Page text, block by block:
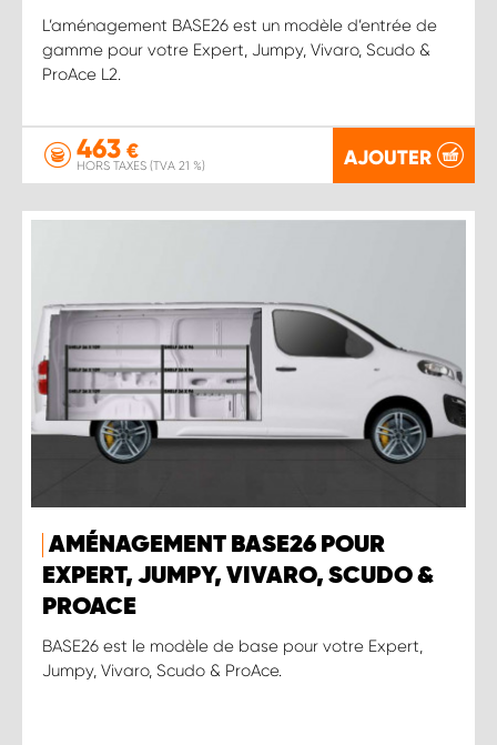
L’aménagement BASE26 est un modèle d’entrée de
gamme pour votre Expert, Jumpy, Vivaro, Scudo &
ProAce L2.
463 €
HORS TAXES (TVA 21 %) AJOUTER
AMÉNAGEMENT BASE26 POUR
EXPERT, JUMPY, VIVARO, SCUDO &
PROACE
BASE26 est le modèle de base pour votre Expert,
Jumpy, Vivaro, Scudo & ProAce.